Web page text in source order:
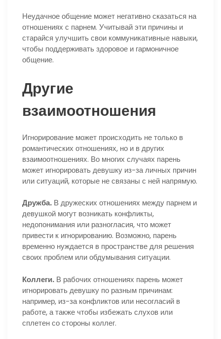
Неудачное общение может негативно сказаться на
отношениях с парнем. Учитывай эти причины и
старайся улучшить свои коммуникативные навыки,
чтобы поддерживать здоровое и гармоничное
общение.
Другие
взаимоотношения
Игнорирование может происходить не только в
романтических отношениях, но и в других
взаимоотношениях. Во многих случаях парень
может игнорировать девушку из-за личных причин
или ситуаций, которые не связаны с ней напрямую.
Дружба. В дружеских отношениях между парнем и
девушкой могут возникать конфликты,
недопонимания или разногласия, что может
привести к игнорированию. Возможно, парень
временно нуждается в пространстве для решения
своих проблем или обдумывания ситуации.
Коллеги. В рабочих отношениях парень может
игнорировать девушку по разным причинам:
например, из-за конфликтов или несогласий в
работе, а также чтобы избежать слухов или
сплетен со стороны коллег.